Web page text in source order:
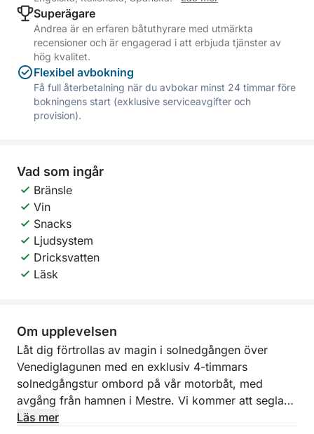
Superägare
Andrea är en erfaren båtuthyrare med utmärkta
recensioner och är engagerad i att erbjuda tjänster av
hög kvalitet.
Flexibel avbokning
Få full återbetalning när du avbokar minst 24 timmar före
bokningens start (exklusive serviceavgifter och
provision).
Vad som ingår
Bränsle
Vin
Snacks
Ljudsystem
Dricksvatten
Läsk
Om upplevelsen
Låt dig förtrollas av magin i solnedgången över
Venediglagunen med en exklusiv 4-timmars
solnedgångstur ombord på vår motorbåt, med
avgång från hamnen i Mestre. Vi kommer att segla
bland de mest fascinerande öarna i den norra
Läs mer